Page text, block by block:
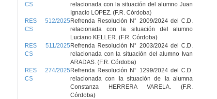
CS
relacionada con la situación del alumno Juan
Ignacio LOPEZ. (F.R. Córdoba)
RES 512/2025
CS
Refrenda Resolución N° 2009/2024 del C.D.
relacionada con la situación del alumno
Luciano KELLER. (F.R. Córdoba)
RES 511/2025
CS
Refrenda Resolución N° 2003/2024 del C.D.
relacionada con la situación del alumno Ivan
ARADAS. (F.R. Córdoba)
RES 274/2025
CS
Refrenda Resolución N° 1299/2024 del C.D.
relacionada con la situación de la alumna
Constanza HERRERA VARELA. (F.R.
Córdoba)